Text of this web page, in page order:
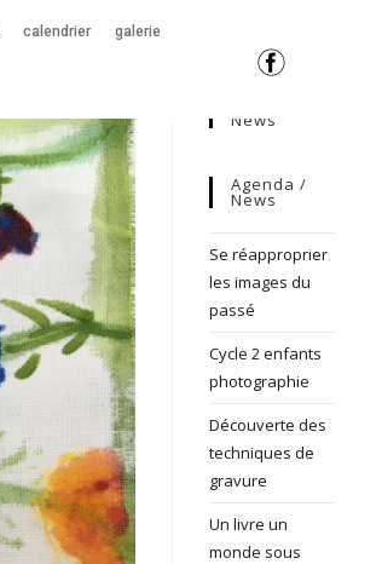
calendrier galerie
News
Agenda /
News
Se réapproprier
les images du
passé
Cycle 2 enfants
photographie
Découverte des
techniques de
gravure
Un livre un
monde sous